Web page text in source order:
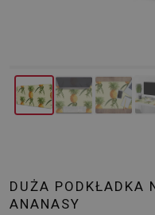
DUŻA PODKŁADKA
ANANASY